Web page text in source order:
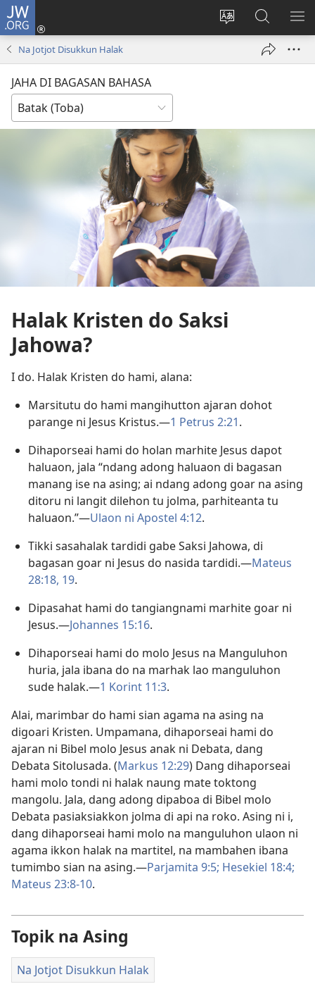
JW.ORG
Ganti
Log
Lului
di
JW.ORG
Na Jotjot Disukkun Halak
JAHA DI BAGASAN BAHASA
Halak Kristen do Saksi
Jahowa?
I do. Halak Kristen do hami, alana:
Marsitutu do hami mangihutton ajaran dohot
parange ni Jesus Kristus.—1 Petrus 2:21.
Dihaporseai hami do holan marhite Jesus dapot
haluaon, jala “ndang adong haluaon di bagasan
manang ise na asing; ai ndang adong goar na asing
ditoru ni langit dilehon tu jolma, parhiteanta tu
haluaon.”—Ulaon ni Apostel 4:12.
Tikki sasahalak tardidi gabe Saksi Jahowa, di
bagasan goar ni Jesus do nasida tardidi.—Mateus
28:18, 19.
Dipasahat hami do tangiangnami marhite goar ni
Jesus.—Johannes 15:16.
Dihaporseai hami do molo Jesus na Manguluhon
huria, jala ibana do na marhak lao manguluhon
sude halak.—1 Korint 11:3.
Alai, marimbar do hami sian agama na asing na
digoari Kristen. Umpamana, dihaporseai hami do
ajaran ni Bibel molo Jesus anak ni Debata, dang
Debata Sitolusada. (Markus 12:29) Dang dihaporseai
hami molo tondi ni halak naung mate toktong
mangolu. Jala, dang adong dipaboa di Bibel molo
Debata pasiaksiakkon jolma di api na roko. Asing ni i,
dang dihaporseai hami molo na manguluhon ulaon ni
agama ikkon halak na martitel, na mambahen ibana
tumimbo sian na asing.—Parjamita 9:5; Hesekiel 18:4;
Mateus 23:8-10.
Topik na Asing
Na Jotjot Disukkun Halak